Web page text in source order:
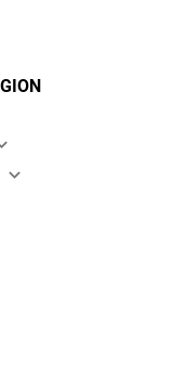
expand_more